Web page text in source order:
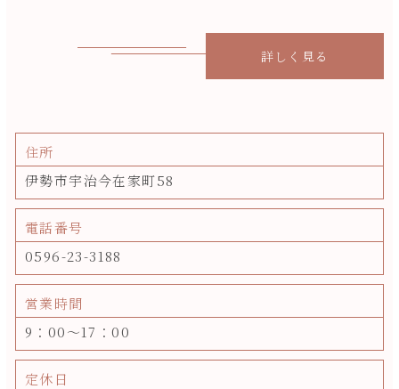
詳しく見る
住所
伊勢市宇治今在家町58
電話番号
0596-23-3188
営業時間
9：00～17：00
定休日